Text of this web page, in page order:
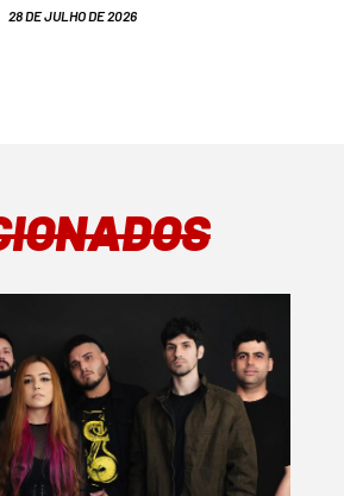
28 DE JULHO DE 2026